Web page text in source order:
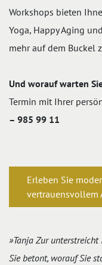
Workshops bieten
Yoga, Happy Aging
mehr auf dem Buckel
Und worauf warten
Termin mit Ihrer
– 985 99 11
Erleben Sie
vertrauensvollem
»Tanja Zur unterstreicht
Sie betont, worauf Sie